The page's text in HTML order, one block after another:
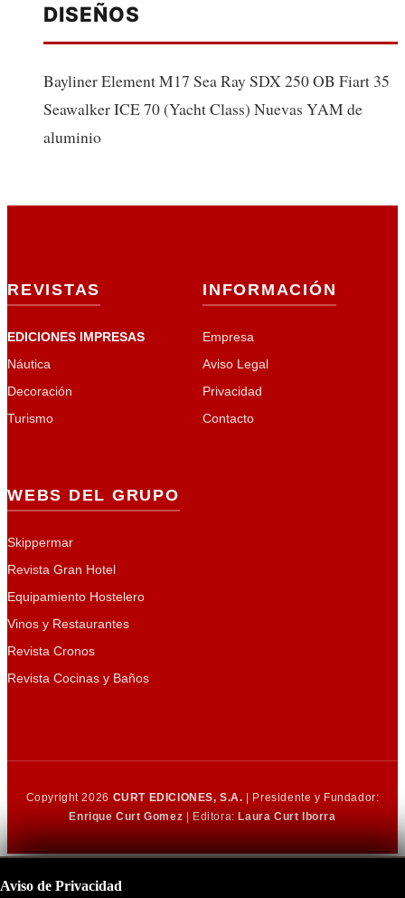
DISEÑOS
Bayliner Element M17 Sea Ray SDX 250 OB Fiart 35
Seawalker ICE 70 (Yacht Class) Nuevas YAM de
aluminio
REVISTAS
EDICIONES IMPRESAS
Náutica
Decoración
Turismo
INFORMACIÓN
Empresa
Aviso Legal
Privacidad
Contacto
WEBS DEL GRUPO
Skippermar
Revista Gran Hotel
Equipamiento Hostelero
Vinos y Restaurantes
Revista Cronos
Revista Cocinas y Baños
Copyright 2026 CURT EDICIONES, S.A. | Presidente y Fundador:
Enrique Curt Gomez | Editora:Laura Curt Iborra
Aviso de Privacidad